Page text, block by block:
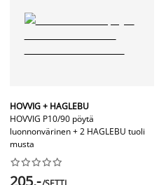
HOVVIG + HAGLEBU
HOVVIG P10/90 pöytä
luonnonvärinen + 2 HAGLEBU tuoli
musta






205,-